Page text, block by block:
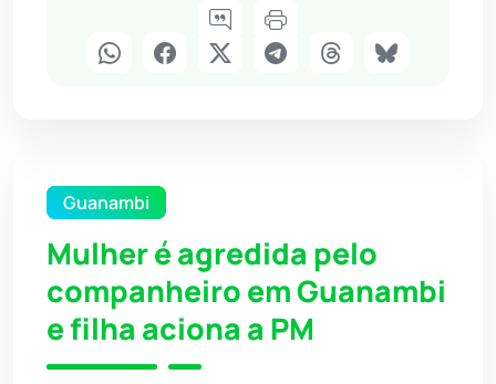
Guanambi
Mulher é agredida pelo
companheiro em Guanambi
e filha aciona a PM